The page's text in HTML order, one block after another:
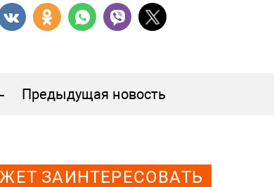
Предыдущая новость
ЗАИНТЕРЕСОВАТЬ